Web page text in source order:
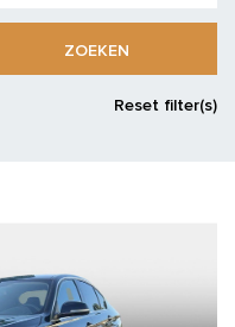
ZOEKEN
Reset filter(s)